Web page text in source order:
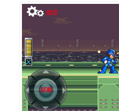
域
S
E
O
工
具